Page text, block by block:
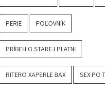
PERIE POĽOVNÍK
PRÍBEH O STAREJ PLATNI
RITERO XAPERLE BAX SEX PO